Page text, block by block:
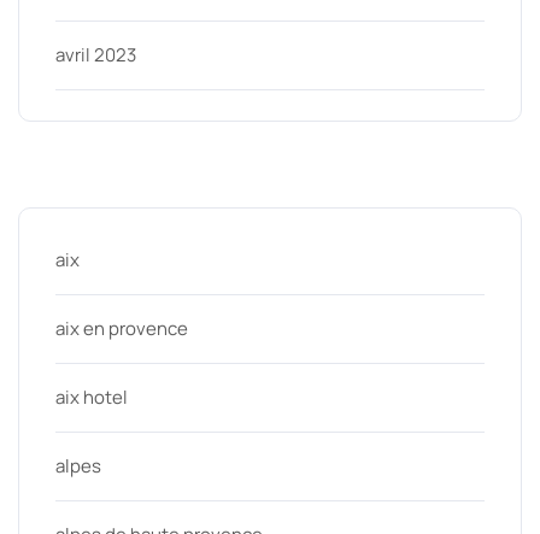
avril 2023
aix
aix en provence
aix hotel
alpes